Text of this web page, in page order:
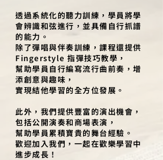
透過系統化的聽力訓練，學員將學
會辨識和弦進行，並具備自行抓譜
的能力。
除了彈唱與伴奏訓練，課程還提供
Fingerstyle 指彈技巧教學，
幫助學員自行編寫流行曲前奏，增
添創意與趣味，
實現結他學習的全方位發展。
此外，我們提供豐富的演出機會，
包括公開演奏和商場表演，
幫助學員累積寶貴的舞台經驗。
歡迎加入我們，一起在歡樂學習中
進步成長！